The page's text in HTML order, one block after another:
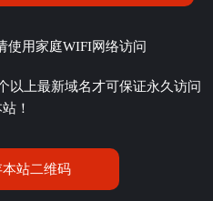
使用家庭WIFI网络访问
以上最新域名才可保证永久访问
！
本站二维码